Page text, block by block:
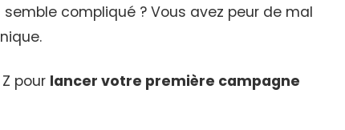
compliqué ? Vous avez peur de mal
pour lancer votre première campagne